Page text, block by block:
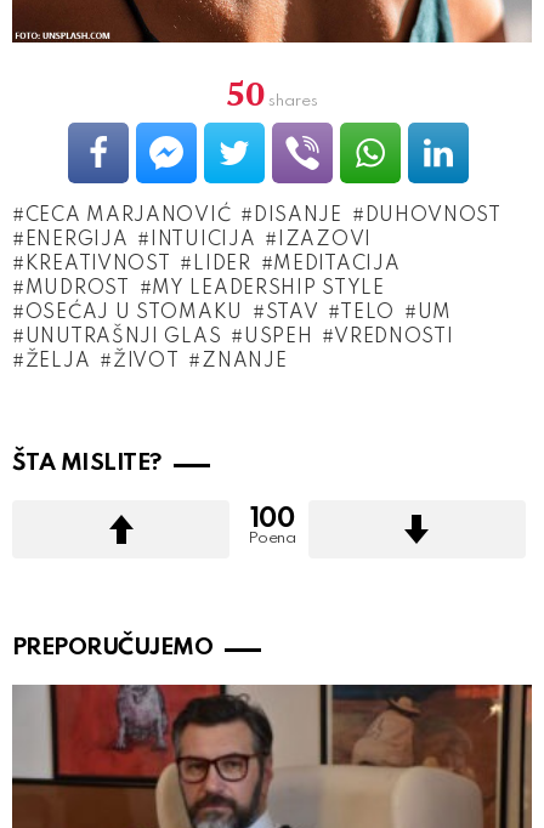
50 shares
CECA MARJANOVIĆ DISANJE
DUHOVNOST
ENERGIJA
INTUICIJA
IZAZOVI
KREATIVNOST
LIDER
MEDITACIJA
MUDROST
MY LEADERSHIP STYLE
OSEĆAJ U STOMAKU
STAV TELO
UM
UNUTRAŠNJI GLAS
USPEH
VREDNOSTI
ŽELJA
ŽIVOT ZNANJE
ŠTA MISLITE?
100
Poena
PREPORUČUJEMO